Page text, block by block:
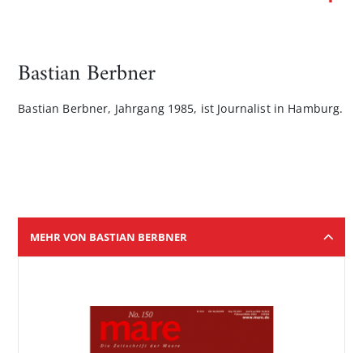
Bildgalerie
Bastian Berbner
Bastian Berbner, Jahrgang 1985, ist Journalist in Hamburg.
MEHR VON BASTIAN BERBNER